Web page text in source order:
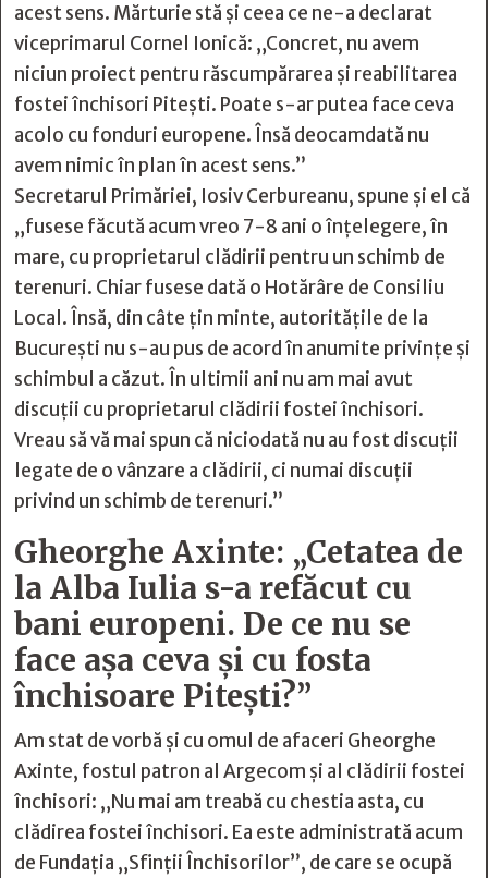
acest sens. Mărturie stă și ceea ce ne-a declarat
viceprimarul Cornel Ionică: „Concret, nu avem
niciun proiect pentru răscumpărarea și reabilitarea
fostei închisori Pitești. Poate s-ar putea face ceva
acolo cu fonduri europene. Însă deocamdată nu
avem nimic în plan în acest sens.”
Secretarul Primăriei, Iosiv Cerbureanu, spune și el că
„fusese făcută acum vreo 7-8 ani o înțelegere, în
mare, cu proprietarul clădirii pentru un schimb de
terenuri. Chiar fusese dată o Hotărâre de Consiliu
Local. Însă, din câte țin minte, autoritățile de la
București nu s-au pus de acord în anumite privințe și
schimbul a căzut. În ultimii ani nu am mai avut
discuții cu proprietarul clădirii fostei închisori.
Vreau să vă mai spun că niciodată nu au fost discuții
legate de o vânzare a clădirii, ci numai discuții
privind un schimb de terenuri.”
Gheorghe Axinte: „Cetatea de
la Alba Iulia s-a refăcut cu
bani europeni. De ce nu se
face așa ceva și cu fosta
închisoare Pitești?”
Am stat de vorbă și cu omul de afaceri Gheorghe
Axinte, fostul patron al Argecom și al clădirii fostei
închisori: „Nu mai am treabă cu chestia asta, cu
clădirea fostei închisori. Ea este administrată acum
de Fundația „Sfinții Închisorilor”, de care se ocupă